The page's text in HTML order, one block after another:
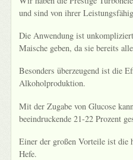
und sind von ihrer
Die Anwendung ist
Maische geben, da sie bereits
Besonders überzeugend ist die
Alkoholproduktion.
Mit der Zugabe von Glucose
beeindruckende 21-22 Prozent
Einer der großen Vorteile ist die
Hefe.